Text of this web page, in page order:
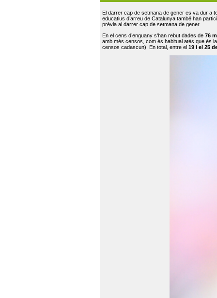
El darrer cap de setmana de gener es va dur a
educatius d’arreu de Catalunya també han
prèvia al darrer cap de setmana de gener.
En el cens d’enguany s'han rebut dades de 76
amb més censos, com és habitual atès que és
censos cadascun). En total, entre el 19 i el 25